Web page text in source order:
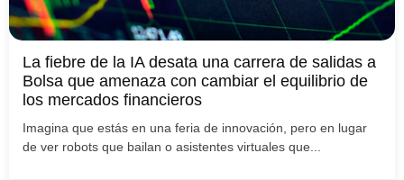
La fiebre de la IA desata una carrera de salidas a
Bolsa que amenaza con cambiar el equilibrio de
los mercados financieros
Imagina que estás en una feria de innovación, pero en lugar
de ver robots que bailan o asistentes virtuales que...